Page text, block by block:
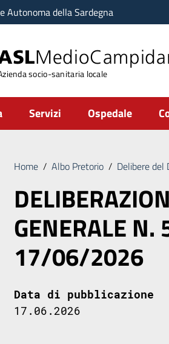
Autonoma della Sardegna
socio-sanitaria locale
Servizi Ospedale
Home / Albo Pretorio / Delibere del
GENERALE N.
17/06/2026
Data di pubblicazione
17.06.2026